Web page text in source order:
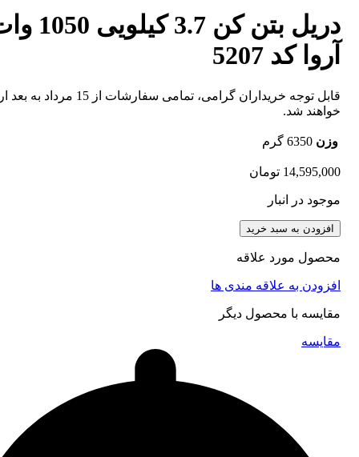
دریل بتن کن 3.7
آروا کد 5207
قابل توجه خریداران گرامی، تمامی سفارشات از 15
خواهند شد.
وزن 6350 گرم
14,595,000 تومان
موجود در انبار
افزودن به سبد خرید
محصول مورد علاقه
افزودن به علاقه مندی ها
مقایسه با محصول دیگر
مقایسه